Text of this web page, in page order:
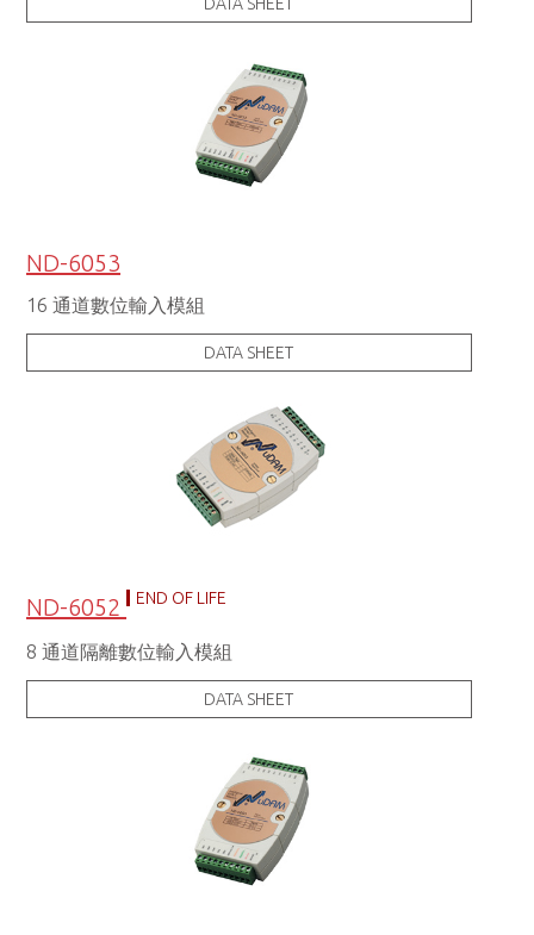
DATA SHEET
ND-6053
16 通道數位輸入模組
DATA SHEET
ND-6052 END OF LIFE
8 通道隔離數位輸入模組
DATA SHEET